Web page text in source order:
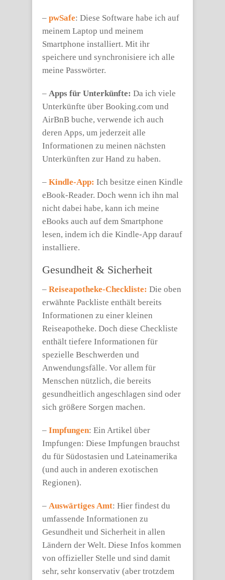
– pwSafe: Diese Software habe ich auf
meinem Laptop und meinem
Smartphone installiert. Mit ihr
speichere und synchronisiere ich alle
meine Passwörter.
– Apps für Unterkünfte: Da ich viele
Unterkünfte über Booking.com und
AirBnB buche, verwende ich auch
deren Apps, um jederzeit alle
Informationen zu meinen nächsten
Unterkünften zur Hand zu haben.
– Kindle-App: Ich besitze einen Kindle
eBook-Reader. Doch wenn ich ihn mal
nicht dabei habe, kann ich meine
eBooks auch auf dem Smartphone
lesen, indem ich die Kindle-App darauf
installiere.
Gesundheit & Sicherheit
– Reiseapotheke-Checkliste: Die oben
erwähnte Packliste enthält bereits
Informationen zu einer kleinen
Reiseapotheke. Doch diese Checkliste
enthält tiefere Informationen für
spezielle Beschwerden und
Anwendungsfälle. Vor allem für
Menschen nützlich, die bereits
gesundheitlich angeschlagen sind oder
sich größere Sorgen machen.
– Impfungen: Ein Artikel über
Impfungen: Diese Impfungen brauchst
du für Südostasien und Lateinamerika
(und auch in anderen exotischen
Regionen).
– Auswärtiges Amt: Hier findest du
umfassende Informationen zu
Gesundheit und Sicherheit in allen
Ländern der Welt. Diese Infos kommen
von offizieller Stelle und sind damit
sehr, sehr konservativ (aber trotzdem